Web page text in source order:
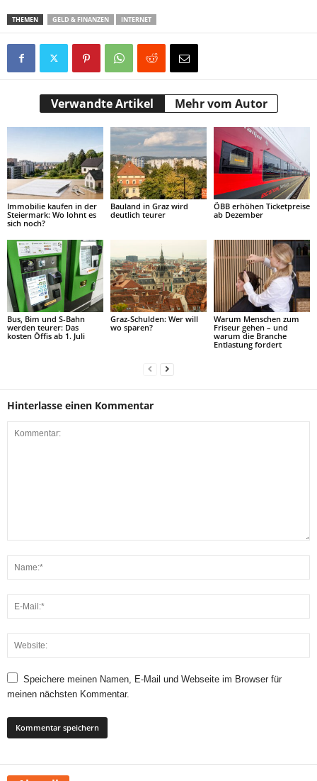
THEMEN GELD & FINANZEN INTERNET
Verwandte Artikel Mehr vom Autor
Immobilie kaufen in der
Steiermark: Wo lohnt es
sich noch?
Bauland in Graz wird
deutlich teurer
ÖBB erhöhen Ticketpreise
ab Dezember
Bus, Bim und S-Bahn
werden teurer: Das
kosten Öffis ab 1. Juli
Graz-Schulden: Wer will
wo sparen?
Warum Menschen zum
Friseur gehen – und
warum die Branche
Entlastung fordert
Hinterlasse einen Kommentar
Speichere meinen Namen, E-Mail und Webseite im Browser für
meinen nächsten Kommentar.